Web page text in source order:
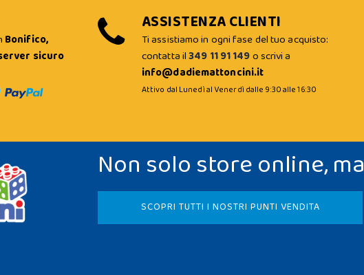
Bonifico,
sicuro
ASSISTENZA CLIENTI
Ti assistiamo in ogni fase del tuo acquisto:
contatta il349 11 91 149o scrivi a
info@dadiemattoncini.it
Attivo dal Lunedì al Venerdì dalle 9:30 alle 16:30
Non solo store online, ma
SCOPRI TUTTI I NOSTRI PUNTI VENDITA